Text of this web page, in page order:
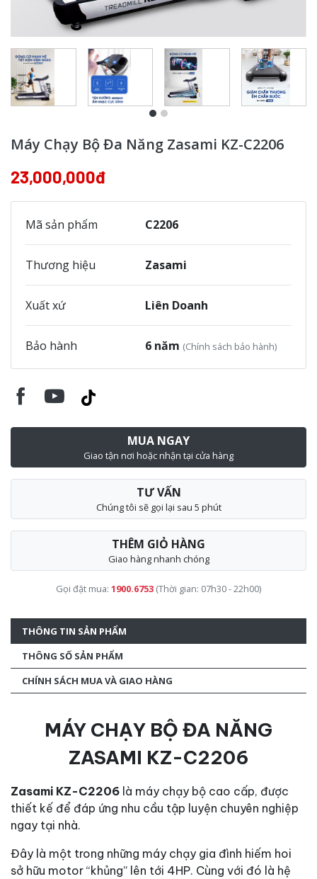
Máy Chạy Bộ Đa Năng Zasami KZ-C2206
23,000,000đ
Mã sản phẩm C2206
Thương hiệu Zasami
Xuất xứ Liên Doanh
Bảo hành 6 năm (Chính sách bảo hành)
MUA NGAY
Giao tận nơi hoặc nhận tại cửa hàng
TƯ VẤN
Chúng tôi sẽ gọi lại sau 5 phút
THÊM GIỎ HÀNG
Giao hàng nhanh chóng
Gọi đặt mua: 1900.6753 (Thời gian: 07h30 - 22h00)
THÔNG TIN SẢN PHẨM
THÔNG SỐ SẢN PHẨM
CHÍNH SÁCH MUA VÀ GIAO HÀNG
MÁY CHẠY BỘ ĐA NĂNG
ZASAMI KZ-C2206
Zasami KZ-C2206 là máy chạy bộ cao cấp, được
thiết kế để đáp ứng nhu cầu tập luyện chuyên nghiệp
ngay tại nhà.
Đây là một trong những máy chạy gia đình hiếm hoi
sở hữu motor “khủng” lên tới 4HP. Cùng với đó là hệ